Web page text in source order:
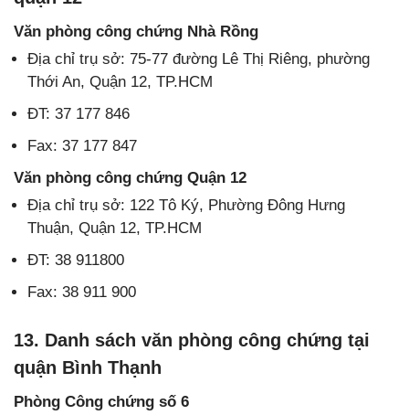
Văn phòng công chứng Nhà Rồng
Địa chỉ trụ sở: 75-77 đường Lê Thị Riêng, phường
Thới An, Quận 12, TP.HCM
ĐT: 37 177 846
Fax: 37 177 847
Văn phòng công chứng Quận 12
Địa chỉ trụ sở: 122 Tô Ký, Phường Đông Hưng
Thuận, Quận 12, TP.HCM
ĐT: 38 911800
Fax: 38 911 900
13. Danh sách văn phòng công chứng tại
quận Bình Thạnh
Phòng Công chứng số 6